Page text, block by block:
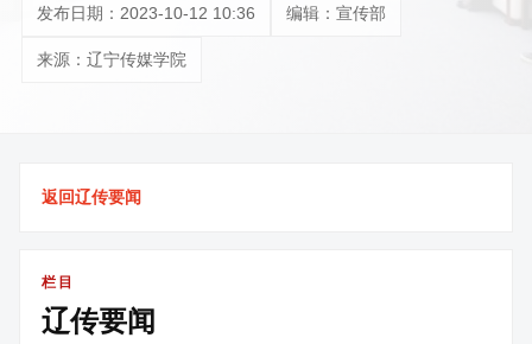
发布日期：2023-10-12 10:36 编辑：宣传部
来源：辽宁传媒学院
返回辽传要闻
栏目
辽传要闻